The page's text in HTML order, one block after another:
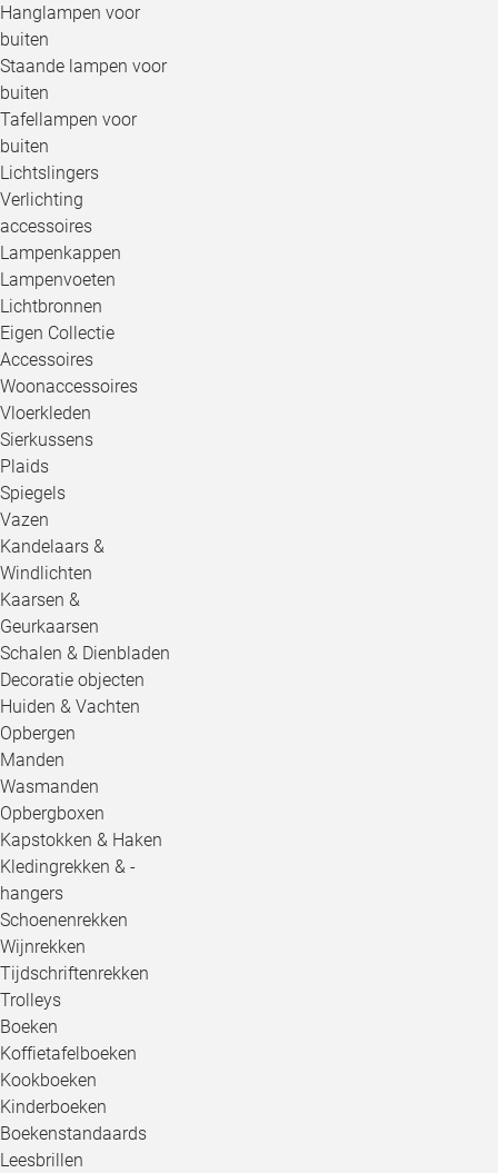
Hanglampen voor
buiten
Staande lampen voor
buiten
Tafellampen voor
buiten
Lichtslingers
Verlichting
accessoires
Lampenkappen
Lampenvoeten
Lichtbronnen
Eigen Collectie
Accessoires
Woonaccessoires
Vloerkleden
Sierkussens
Plaids
Spiegels
Vazen
Kandelaars &
Windlichten
Kaarsen &
Geurkaarsen
Schalen & Dienbladen
Decoratie objecten
Huiden & Vachten
Opbergen
Manden
Wasmanden
Opbergboxen
Kapstokken & Haken
Kledingrekken & -
hangers
Schoenenrekken
Wijnrekken
Tijdschriftenrekken
Trolleys
Boeken
Koffietafelboeken
Kookboeken
Kinderboeken
Boekenstandaards
Leesbrillen